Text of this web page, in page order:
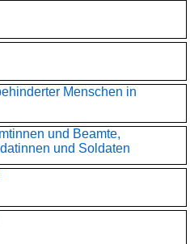
Menschen in
und Beamte,
und Soldaten